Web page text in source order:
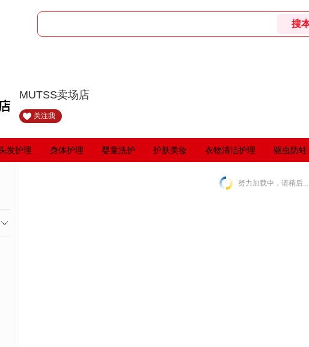
MUTSS卖场店
关注我
发护理 身体护理 婴童洗护 护肤美妆 衣物清洁护理 驱虫防蛀
努力加载中，请稍后...